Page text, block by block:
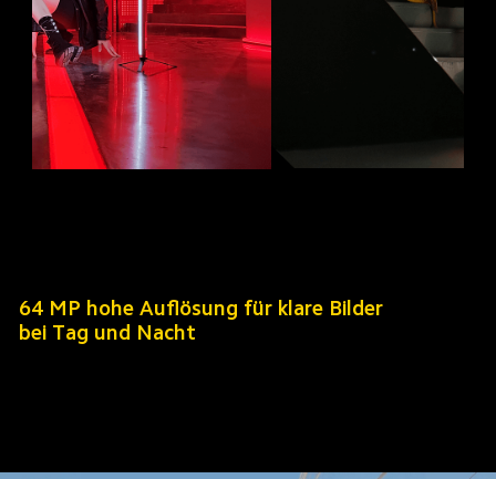
64 MP hohe Auflösung für klare Bilder
bei Tag und Nacht